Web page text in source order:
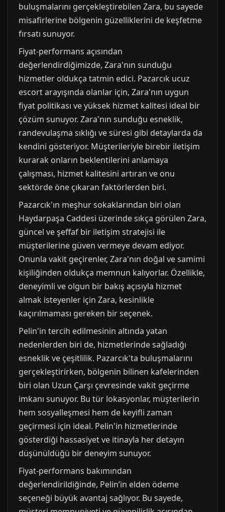
buluşmalarını gerçekleştirebilen Zara, bu sayede
misafirlerine bölgenin güzelliklerini de keşfetme
fırsatı sunuyor.
Fiyat-performans açısından
değerlendirdiğimizde, Zara'nın sunduğu
hizmetler oldukça tatmin edici. Pazarcık ucuz
escort arayışında olanlar için, Zara'nın uygun
fiyat politikası ve yüksek hizmet kalitesi ideal bir
çözüm sunuyor. Zara'nın sunduğu esneklik,
randevulaşma sıklığı ve süresi gibi detaylarda da
kendini gösteriyor. Müşterileriyle birebir iletişim
kurarak onların beklentilerini anlamaya
çalışması, hizmet kalitesini artıran ve onu
sektörde öne çıkaran faktörlerden biri.
Pazarcık'ın meşhur sokaklarından biri olan
Haydarpaşa Caddesi üzerinde sıkça görülen Zara,
güncel ve şeffaf bir iletişim stratejisi ile
müşterilerine güven vermeye devam ediyor.
Onunla vakit geçirenler, Zara'nın doğal ve samimi
kişiliğinden oldukça memnun kalıyorlar. Özellikle,
deneyimli ve olgun bir bakış açısıyla hizmet
almak isteyenler için Zara, kesinlikle
kaçırılmaması gereken bir seçenek.
Pelin'in tercih edilmesinin altında yatan
nedenlerden biri de, hizmetlerinde sağladığı
esneklik ve çeşitlilik. Pazarcık'ta buluşmalarını
gerçekleştirirken, bölgenin bilinen kafelerinden
biri olan Uzun Çarşı çevresinde vakit geçirme
imkanı sunuyor. Bu tür lokasyonlar, müşterilerin
hem sosyalleşmesi hem de keyifli zaman
geçirmesi için ideal. Pelin'in hizmetlerinde
gösterdiği hassasiyet ve itinayla her detayın
düşünüldüğü bir deneyim sunuyor.
Fiyat-performans bakımından
değerlendirildiğinde, Pelin’in elden ödeme
seçeneği büyük avantaj sağlıyor. Bu sayede,